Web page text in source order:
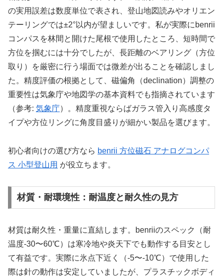
の実用誤差は数度単位で表され、登山地図読みやオリエン
テーリングでは±2°以内が望ましいです。私が実際にbenrii
コンパスを林間と開けた尾根で使用したところ、短時間で
方位を掴むには十分でしたが、長距離のベアリング（方位
取り）を厳密に行う場面では微差が出ることを確認しまし
た。精度評価の根拠として、磁偏角（declination）調整の
重要性は気象庁や地図学の基本資料でも指摘されています
（参考: 気象庁）。精度重視ならばガラス管入り高感度タ
イプや方位リングに角度目盛りが細かい製品を選びます。
初心者向けの選び方なら benrii 方位磁石 アナログコンパ
ス 小型登山用 が役立ちます。
材質・耐環境性：耐温度と耐久性の見方
材質は耐久性・重量に直結します。benriiのスペック（耐
温度-30〜60℃）は寒冷地や炎天下でも動作する目安とし
て有益です。実際に氷点下近く（-5〜-10℃）で使用した
際は針の動作は安定していましたが、プラスチックボディ